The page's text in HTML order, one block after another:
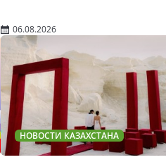
06.08.2026
НОВОСТИ КАЗАХСТАНА